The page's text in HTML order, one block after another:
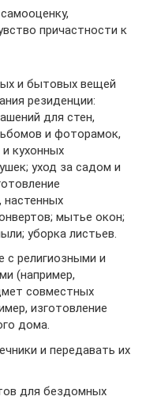
причастности к
и бытовых вещей
резиденции:
для стен,
и фоторамок,
кухонных
уход за садом и
настенных
мытье окон;
уборка листьев.
с религиозными и
(например,
совместных
изготовление
дома.
и передавать их
для бездомных